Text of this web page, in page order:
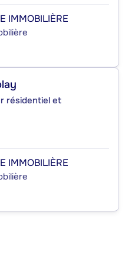
IMMOBILIÈRE
résidentiel et
IMMOBILIÈRE